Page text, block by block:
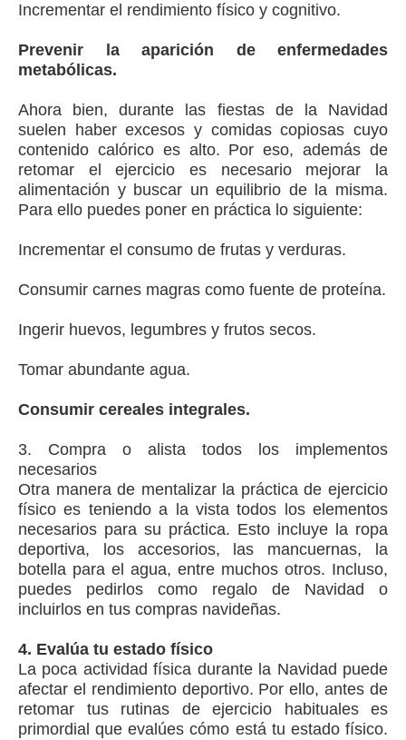
Incrementar el rendimiento físico y cognitivo.
Prevenir la aparición de enfermedades
metabólicas.
Ahora bien, durante las fiestas de la Navidad
suelen haber excesos y comidas copiosas cuyo
contenido calórico es alto. Por eso, además de
retomar el ejercicio es necesario mejorar la
alimentación y buscar un equilibrio de la misma.
Para ello puedes poner en práctica lo siguiente:
Incrementar el consumo de frutas y verduras.
Consumir carnes magras como fuente de proteína.
Ingerir huevos, legumbres y frutos secos.
Tomar abundante agua.
Consumir cereales integrales.
3. Compra o alista todos los implementos
necesarios
Otra manera de mentalizar la práctica de ejercicio
físico es teniendo a la vista todos los elementos
necesarios para su práctica. Esto incluye la ropa
deportiva, los accesorios, las mancuernas, la
botella para el agua, entre muchos otros. Incluso,
puedes pedirlos como regalo de Navidad o
incluirlos en tus compras navideñas.
4. Evalúa tu estado físico
La poca actividad física durante la Navidad puede
afectar el rendimiento deportivo. Por ello, antes de
retomar tus rutinas de ejercicio habituales es
primordial que evalúes cómo está tu estado físico.